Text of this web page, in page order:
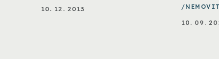
10. 12. 2013
10. 09.